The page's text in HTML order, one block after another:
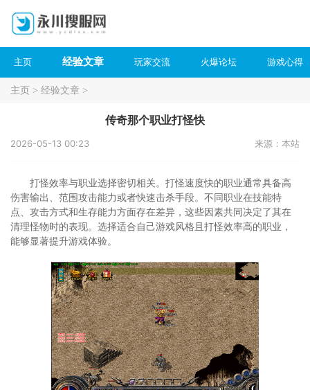
主页 经验文章 玩家交流 火爆论坛 游戏心得
主页 > 经验文章 >
传奇那个职业打怪快
2026-05-13 00:23 来源：本站
打怪效率与职业选择密切相关。打怪速度快的职业通常具备高
伤害输出、范围攻击能力或者快速击杀手段。不同职业在技能特
点、攻击方式和生存能力方面存在差异，这些因素共同决定了其在
清理怪物时的表现。选择适合自己游戏风格且打怪效率高的职业，
能够显著提升游戏体验。